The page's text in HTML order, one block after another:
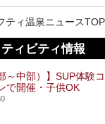
なんと約42億円。温泉だ
整備され、まさに“温泉の
す。今回は、その魅力を
します。
ティ温泉ニュース
ィビティ情報
～中部）】SUP体験
で開催・子供OK